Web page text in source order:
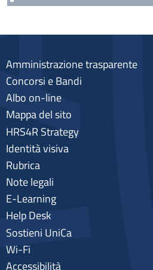
Amministrazione trasparente
Concorsi e Bandi
Albo on-line
Mappa del sito
HRS4R Strategy
Identità visiva
Rubrica
Note legali
E-Learning
Help Desk
Sostieni UniCa
Wi-Fi
Accessibilità